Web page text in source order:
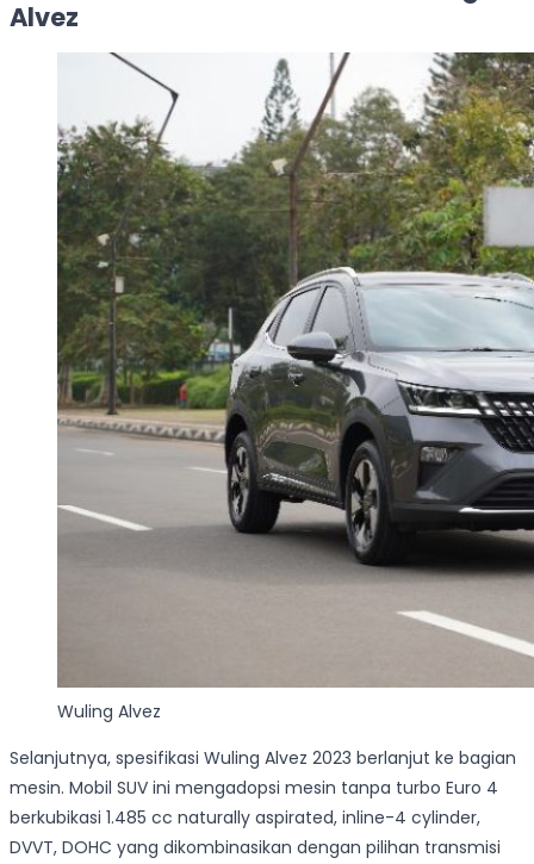
Alvez
Wuling Alvez
Selanjutnya, spesifikasi Wuling Alvez 2023 berlanjut ke bagian
mesin. Mobil SUV ini mengadopsi mesin tanpa turbo Euro 4
berkubikasi 1.485 cc naturally aspirated, inline-4 cylinder,
DVVT, DOHC yang dikombinasikan dengan pilihan transmisi